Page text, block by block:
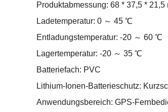
Produktabmessung: 68 * 37,5 * 21,5
Ladetemperatur: 0 ～ 45 ℃
Entladungstemperatur: -20 ～ 60 ℃
Lagertemperatur: -20 ～ 35 ℃
Batteriefach: PVC
Lithium-Ionen-Batterieschutz:
Anwendungsbereich: GPS-